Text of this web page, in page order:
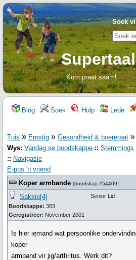
Soek
Supertaal
Kom praat saam!
Blog Soek Hulp Lede
Tuis » Ernstig » Gesondheid & boereraat »
Wys: Vandag se boodskappe :: Stemmings
:: Navigasie
E-pos 'n vriend
Koper armbande [boodskap #54409]
Sakkie[4]
Boodskappe: 383
Geregistreer: November 2001
Senior Lid
Is hier iemand wat persoonlike
koper
armband vir jig/arthritus. Werk dit?